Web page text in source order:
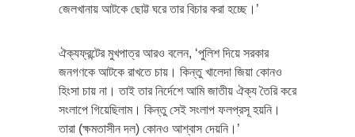
জেলখানায় আটকে ছোট্ট ঘরে তার বিচার করা হচ্ছে।’
ঐক্যফ্রন্টের মুখপাত্র আরও বলেন, ‘পুলিশ দিয়ে সরকার
জনগণকে আটকে রাখতে চায়। কিন্তু খালেদা জিয়া কোনও
হিংসা চায় না। তাই তার নির্দেশে আমি জাতীয় ঐক্য তৈরি করে
সংলাপে গিয়েছিলাম। কিন্তু সেই সংলাপ ফলপ্রসূ হয়নি।
তারা (ক্ষমতাসীন দল) কোনও আশ্বাস দেয়নি।’